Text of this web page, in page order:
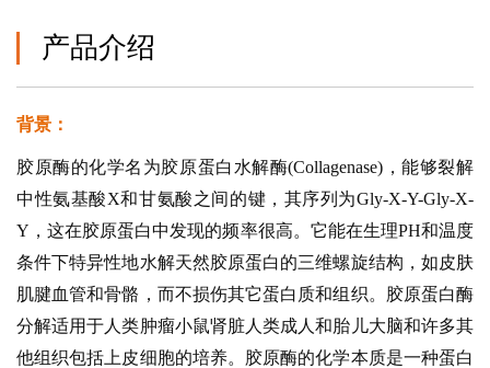
产品介绍
背景：
胶原酶的化学名为胶原蛋白水解酶(Collagenase)，能够裂解
中性氨基酸X和甘氨酸之间的键，其序列为Gly-X-Y-Gly-X-
Y，这在胶原蛋白中发现的频率很高。它能在生理PH和温度
条件下特异性地水解天然胶原蛋白的三维螺旋结构，如皮肤
肌腱血管和骨骼，而不损伤其它蛋白质和组织。胶原蛋白酶
分解适用于人类肿瘤小鼠肾脏人类成人和胎儿大脑和许多其
他组织包括上皮细胞的培养。胶原酶的化学本质是一种蛋白